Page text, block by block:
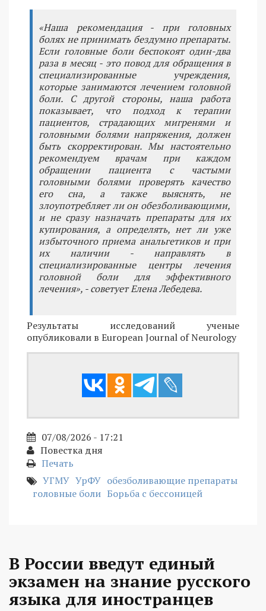
«Наша рекомендация - при головных
болях не принимать бездумно препараты.
Если головные боли беспокоят один-два
раза в месяц - это повод для обращения в
специализированные учреждения,
которые занимаются лечением головной
боли. С другой стороны, наша работа
показывает, что подход к терапии
пациентов, страдающих мигренями и
головными болями напряжения, должен
быть скорректирован. Мы настоятельно
рекомендуем врачам при каждом
обращении пациента с частыми
головными болями проверять качество
его сна, а также выяснять, не
злоупотребляет ли он обезболивающими,
и не сразу назначать препараты для их
купирования, а определять, нет ли уже
избыточного приема анальгетиков и при
их наличии - направлять в
специализированные центры лечения
головной боли для эффективного
лечения», - советует Елена Лебедева.
Результаты исследований ученые
опубликовали в European Journal of Neurology
07/08/2026 - 17:21
Повестка дня
Печать
УГМУ УрФУ обезболивающие препараты
головные боли Борьба с бессоницей
В России введут единый
экзамен на знание русского
языка для иностранцев